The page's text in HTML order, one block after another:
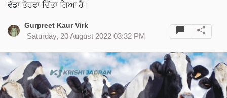
ਵੱਡਾ ਤੋਹਫਾ ਦਿੱਤਾ ਗਿਆ ਹੈ।
Gurpreet Kaur Virk
Saturday, 20 August 2022 03:32 PM